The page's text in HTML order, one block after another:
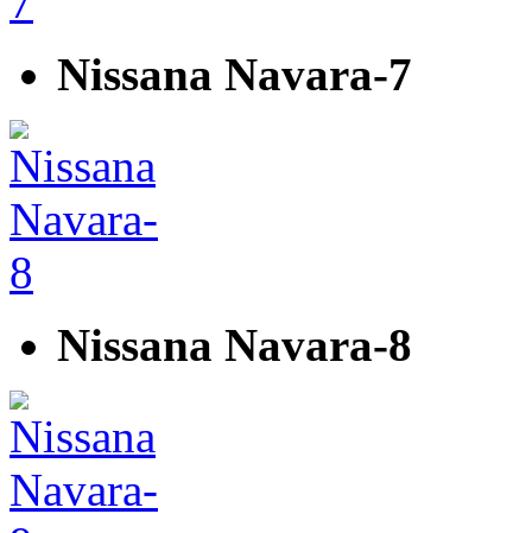
Nissana Navara-7
Nissana Navara-8